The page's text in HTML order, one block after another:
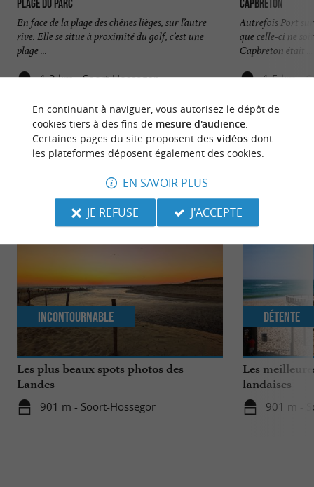
Plage du Parc
En face de la plage des chênes lièges, sur l’autre
rive. Elle se situe à proximité du golf, c’est une
plage ...
1,3 km - Soort-Hossegor
Capbreton
Autrefois Port
que celle-ci ne
Capbreton était ...
1,5 km -
NOUS AVONS TESTÉPOUR VOUS
Les plus beaux spots photos des
Landes
901 m - Soort-Hossegor
Incontournable
Les
landaises
901 m -
Détente
En continuant à naviguer, vous autorisez le dépôt de
cookies tiers à des fins de mesure d'audience.
Certaines pages du site proposent des vidéosdont
les plateformes déposent également des cookies.
EN SAVOIR PLUS
JE REFUSE
J'ACCEPTE